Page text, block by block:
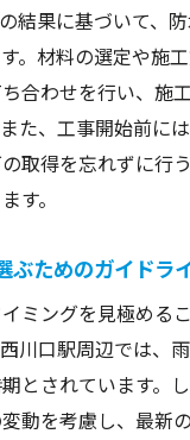
結果に基づいて、
。材料の選定や施
合わせを行い、施
た、工事開始前に
取得を忘れずに行
す。
ぶためのガイドラ
ミングを見極める
川口駅周辺では、
とされています。し
動を考慮し、最新